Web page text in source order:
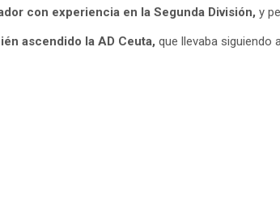
con experiencia en la Segunda División, y
ascendido la AD Ceuta, que llevaba siguiendo